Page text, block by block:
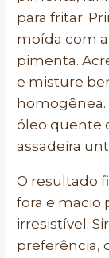
para fritar.
moída com a
pimenta.
e misture
óleo quente
assadeira
O resultado
fora e macio
irresistível.
preferência,